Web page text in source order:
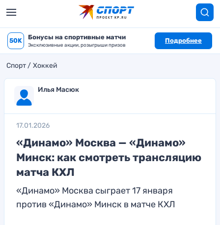
50K Бонусы на спортивные матчи
Эксклюзивные акции, розыгрыши призов
Подробнее
Спорт Хоккей
Илья Масюк
17.01.2026
«Динамо» Москва — «Динамо»
Минск: как смотреть трансляцию
матча КХЛ
«Динамо» Москва сыграет 17 января
против «Динамо» Минск в матче КХЛ